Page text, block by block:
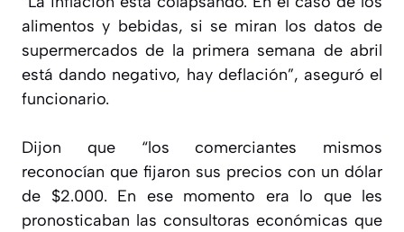
alimentos y bebidas, si se miran los datos de
supermercados de la primera semana de abril
está dando negativo, hay deflación”, aseguró el
funcionario.
Dijon que “los comerciantes mismos
reconocían que fijaron sus precios con un dólar
de $2.000. En ese momento era lo que les
pronosticaban las consultoras económicas que